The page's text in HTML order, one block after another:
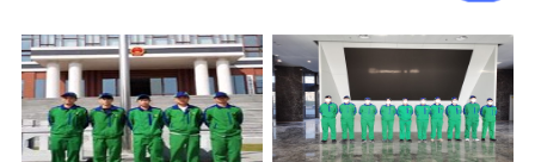
求。资质优势团队优势分
支优势优吸环保是一棵正
茁壮成长的树，只要我们
人人都爱护她、珍惜她、
【东莞美豪雅致酒店】室
内空气治理项目东莞美豪
雅致酒店 东莞美豪雅
学广州校区室内空气治
理 工程案例地址：广
州南沙区·香港科技大学(广